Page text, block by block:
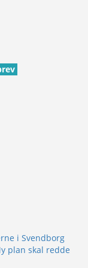
i Svendborg
plan skal redde